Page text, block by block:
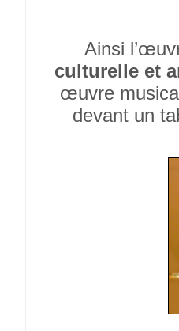
Ainsi
culturelle et
œuvre
devant un